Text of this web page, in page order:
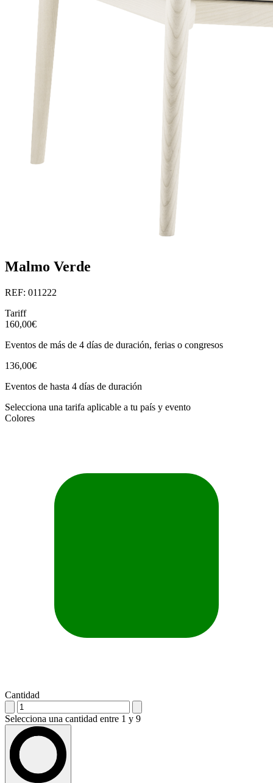
Malmo Verde
REF: 011222
Tariff
160,00€
Eventos de más de 4 días de duración, ferias o congresos
136,00€
Eventos de hasta 4 días de duración
Selecciona una tarifa aplicable a tu país y evento
Colores
Cantidad
Selecciona una cantidad entre 1 y 9